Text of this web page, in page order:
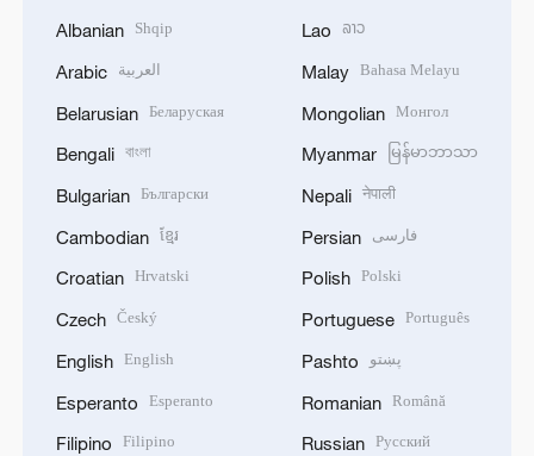
Albanian Shqip
Arabic العربية
Belarusian Беларуская
Bengali বাংলা
Bulgarian Български
Cambodian ខ្មែរ
Croatian Hrvatski
Czech Český
English English
Esperanto Esperanto
Filipino Filipino
Lao ລາວ
Malay Bahasa Melayu
Mongolian Монгол
Myanmar မြန်မာဘာသာ
Nepali नेपाली
Persian فارسی
Polish Polski
Portuguese Português
Pashto پښتو
Romanian Română
Russian Русский